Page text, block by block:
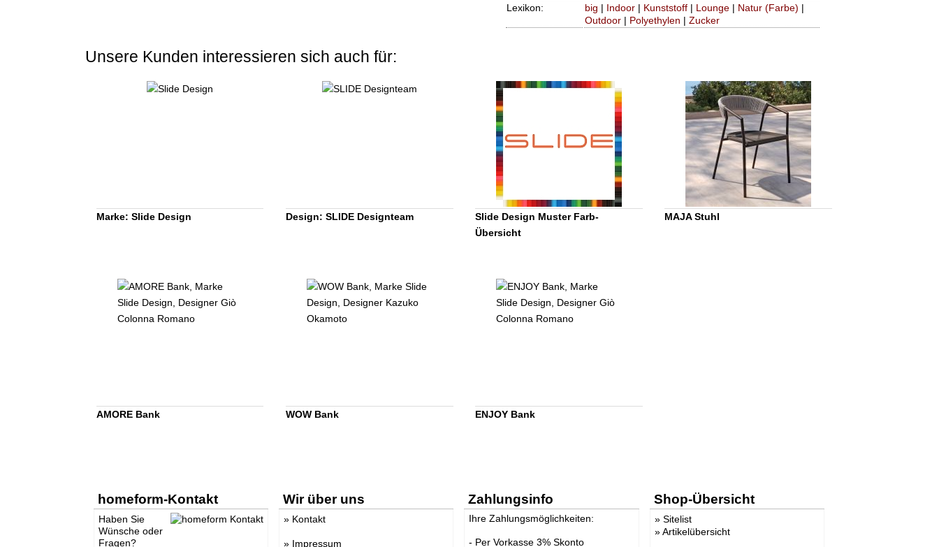
Lexikon:
big | Indoor| Kunststoff| Lounge| Natur (Farbe) |
Outdoor| Polyethylen | Zucker
Unsere Kunden interessieren sich auch für:
Marke: Slide Design Design: SLIDE Designteam
Slide Design Muster Farb-
Übersicht
MAJA Stuhl
AMORE Bank WOW Bank ENJOY Bank
homeform-Kontakt
Haben Sie
Wünsche oder
Fragen?
Wir über uns
» Kontakt
» Impressum
Zahlungsinfo
Ihre Zahlungsmöglichkeiten:
- Per Vorkasse 3% Skonto
Shop-Übersicht
» Sitelist
»Artikelübersicht